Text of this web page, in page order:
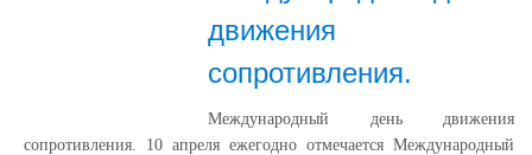
движения
сопротивления.
Международный день движения
сопротивления. 10 апреля ежегодно отмечается Международный